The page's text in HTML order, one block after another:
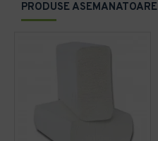
PRODUSE ASEMANATOARE